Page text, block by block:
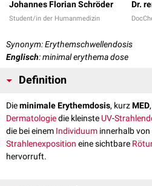
Johannes Florian Schröder
Student/in der Humanmedizin
Dr.
Synonym: Erythemschwellendosis
Englisch: minimal erythema dose
Definition
DieminimaleErythemdosis, kurzMED
Dermatologiedie kleinste UV-
die bei einem Individuum innerhalb
Strahlenexposition eine sichtbare
hervorruft.